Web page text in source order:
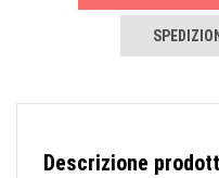
Descrizione